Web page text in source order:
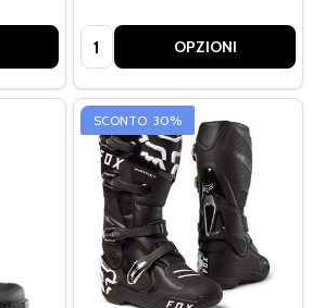
Quantità: OPZIONI
SCONTO 30%